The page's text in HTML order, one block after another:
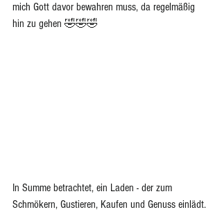
mich Gott davor bewahren muss, da regelmäßig
hin zu gehen 🤣🤣🤣
In Summe betrachtet, ein Laden - der zum
Schmökern, Gustieren, Kaufen und Genuss einlädt.